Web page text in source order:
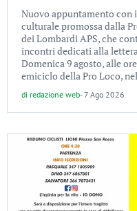
Nuovo appuntamento con
culturale promossa dalla
dei Lombardi APS, che
incontri dedicati alla
Domenica 9 agosto, alle
emiciclo della Pro Loco,
di redazione web-7 Ago 2026